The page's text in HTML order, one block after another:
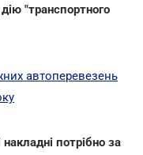
"транспортного
автоперевезень
потрібно за